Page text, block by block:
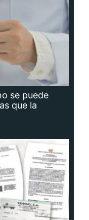
se puede
que la